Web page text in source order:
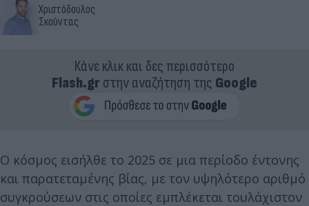
Χριστόδουλος
Σκούντας
Κάνε κλικ και δες περισσότερο
Flash.grστην αναζήτηση της Google
Ο κόσμος εισήλθε το 2025 σε μια περίοδο έντονης
και παρατεταμένης βίας, με τον υψηλότερο αριθμό
συγκρούσεων στις οποίες εμπλέκεται τουλάχιστον